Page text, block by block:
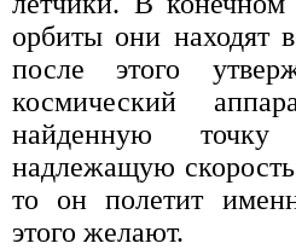
орбиты они находят
после этого
космический
найденную
надлежащую
то он полетит
этого желают.